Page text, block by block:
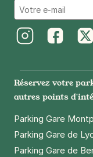
Réservez votre
autres points
Parking Gare
Parking Gare de
Parking Gare de